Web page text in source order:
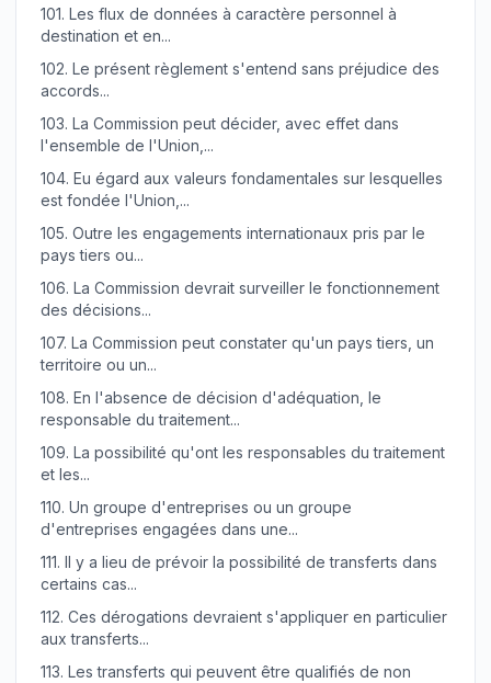
101. Les flux de données à caractère personnel à
destination et en...
102. Le présent règlement s'entend sans préjudice des
accords...
103. La Commission peut décider, avec effet dans
l'ensemble de l'Union,...
104. Eu égard aux valeurs fondamentales sur lesquelles
est fondée l'Union,...
105. Outre les engagements internationaux pris par le
pays tiers ou...
106. La Commission devrait surveiller le fonctionnement
des décisions...
107. La Commission peut constater qu'un pays tiers, un
territoire ou un...
108. En l'absence de décision d'adéquation, le
responsable du traitement...
109. La possibilité qu'ont les responsables du traitement
et les...
110. Un groupe d'entreprises ou un groupe
d'entreprises engagées dans une...
111. Il y a lieu de prévoir la possibilité de transferts dans
certains cas...
112. Ces dérogations devraient s'appliquer en particulier
aux transferts...
113. Les transferts qui peuvent être qualifiés de non